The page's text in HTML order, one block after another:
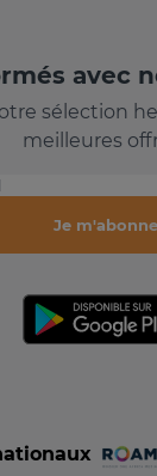
avec
sélection
meilleures
Je m'abonne